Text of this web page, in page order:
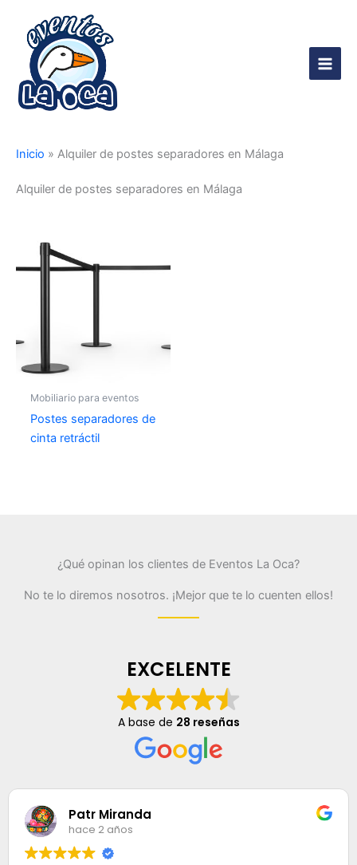
contenido
Main
Inicio » Alquiler de postes separadores en Málaga
Alquiler de postes separadores en Málaga
Mobiliario para eventos
Postes separadores de
cinta retráctil
¿Qué opinan los clientes de Eventos La Oca?
No te lo diremos nosotros. ¡Mejor que te lo cuenten ellos!
EXCELENTE
A base de 28 reseñas
Patr Miranda
hace 2 años